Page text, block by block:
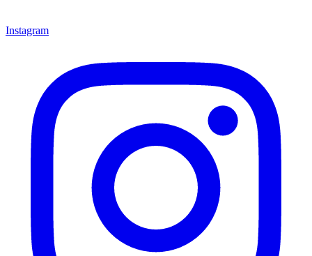
Instagram